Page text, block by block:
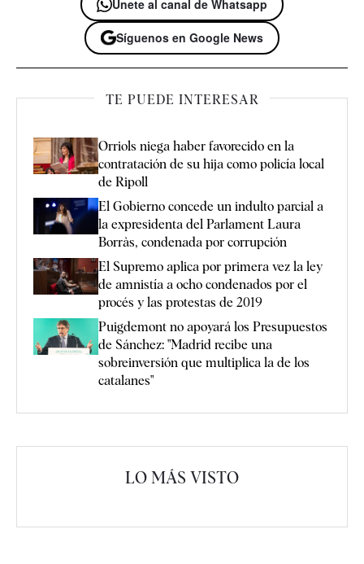
Únete al canal de Whatsapp
Síguenos en Google News
TE PUEDE INTERESAR
Orriols niega haber favorecido en la
contratación de su hija como policía local
de Ripoll
El Gobierno concede un indulto parcial a
la expresidenta del Parlament Laura
Borràs, condenada por corrupción
El Supremo aplica por primera vez la ley
de amnistía a ocho condenados por el
procés y las protestas de 2019
Puigdemont no apoyará los Presupuestos
de Sánchez: "Madrid recibe una
sobreinversión que multiplica la de los
catalanes"
LO MÁS VISTO